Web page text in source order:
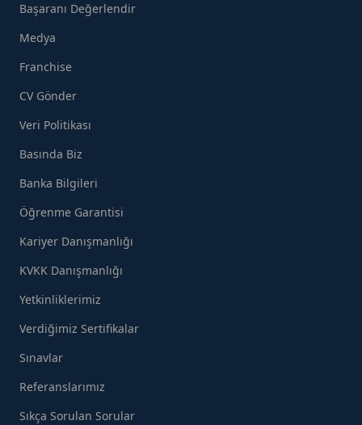
Başaranı Değerlendir
Medya
Franchise
CV Gönder
Veri Politikası
Basında Biz
Banka Bilgileri
Öğrenme Garantisi
Kariyer Danışmanlığı
KVKK Danışmanlığı
Yetkinliklerimiz
Verdiğimiz Sertifikalar
Sınavlar
Referanslarımız
Sıkça Sorulan Sorular